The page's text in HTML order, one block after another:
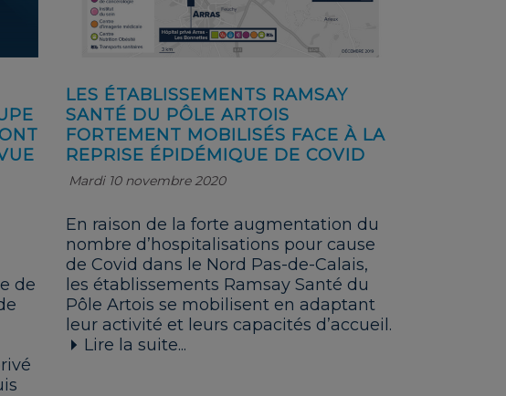
de
LES ÉTABLISSEMENTS RAMSAY
SANTÉ DU PÔLE ARTOIS
FORTEMENT MOBILISÉS FACE À LA
REPRISE ÉPIDÉMIQUE DE COVID
Mardi 10 novembre 2020
En raison de la forte augmentation du
nombre d’hospitalisations pour cause
de Covid dans le Nord Pas-de-Calais,
les établissements Ramsay Santé du
Pôle Artois se mobilisent en adaptant
leur activité et leurs capacités d’accueil.
Lire la suite...